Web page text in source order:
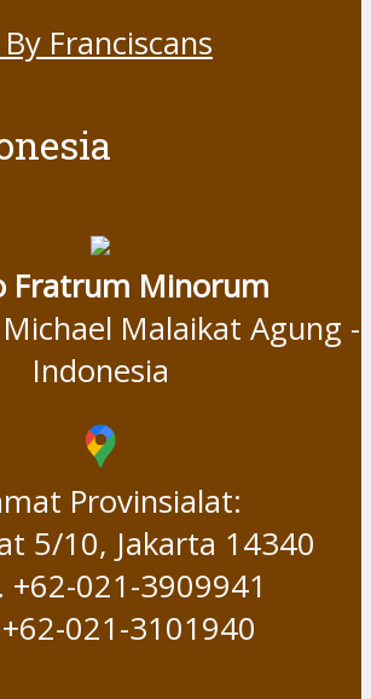
Franciscans
Fratrum Minorum
Malaikat Agung -
Indonesia
Provinsialat:
5/10, Jakarta 14340
+62-021-3909941
021-3101940